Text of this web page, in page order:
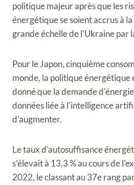
politique majeur après que les
énergétique se soient accrus à
grande échelle de l'Ukraine par
Pour le Japon, cinquième
monde, la politique énergétique
donné que la demande
données liée à l'intelligence
d'augmenter.
Le taux d'autosuffisance
s'élevait à 13,3 % au cours de
2022, le classant au 37e rang